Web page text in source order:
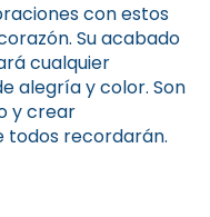
con estos
Su acabado
cualquier
alegría y color. Son
y crear
todos recordarán.